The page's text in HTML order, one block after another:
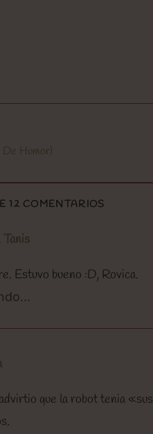
Humor)
12 COMENTARIOS
Estuvo bueno :D, Rovica.
que la robot tenia